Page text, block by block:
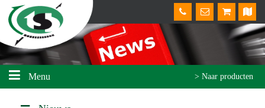
> Naar producten
Menu